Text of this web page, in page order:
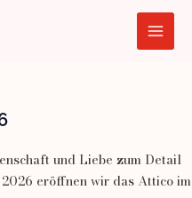
Main
und Liebe zum Detail
eröffnen wir das Attico im